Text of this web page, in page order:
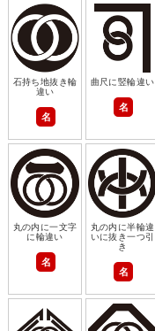
石持ち地抜き輪
違い
名
曲尺に竪輪違い
名
丸の内に一文字
に輪違い
名
丸の内に半輪違
いに抜き一つ引
き
名